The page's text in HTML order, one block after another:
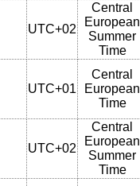
UTC+02
Central
European
Summer
Time
UTC+01
Central
European
Time
UTC+02
Central
European
Summer
Time